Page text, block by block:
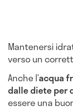
Mantenersi
verso un
Anche l’acqua f
dalle diete per
essere una